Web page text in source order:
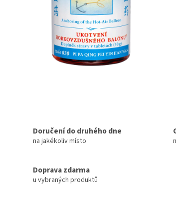
Doručení do druhého dne
na jakékoliv místo
Doprava zdarma
u vybraných produktů